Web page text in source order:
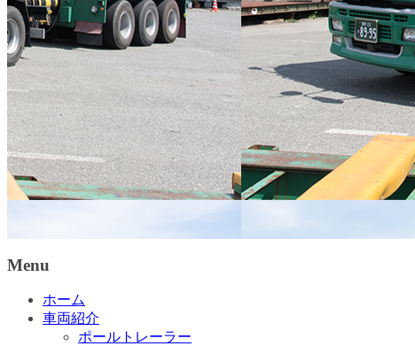
Menu
ホーム
車両紹介
ポールトレーラー